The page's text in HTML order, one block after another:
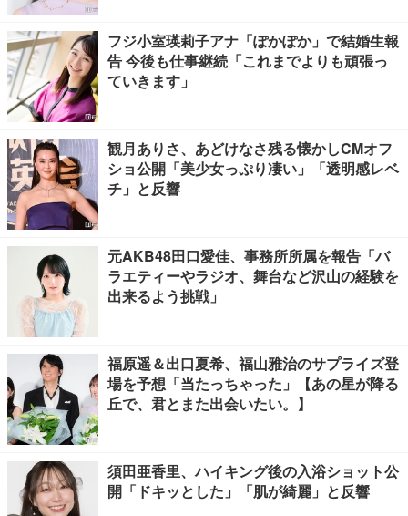
フジ小室瑛莉子アナ「ぽかぽか」で結婚生報
告 今後も仕事継続「これまでよりも頑張っ
ていきます」
観月ありさ、あどけなさ残る懐かしCMオフ
ショ公開「美少女っぷり凄い」「透明感レベ
チ」と反響
元AKB48田口愛佳、事務所所属を報告「バ
ラエティーやラジオ、舞台など沢山の経験を
出来るよう挑戦」
福原遥＆出口夏希、福山雅治のサプライズ登
場を予想「当たっちゃった」【あの星が降る
丘で、君とまた出会いたい。】
須田亜香里、ハイキング後の入浴ショット公
開「ドキッとした」「肌が綺麗」と反響